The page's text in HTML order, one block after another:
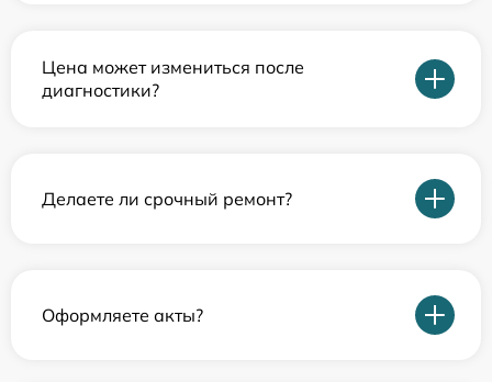
Цена может измениться после
диагностики?
Делаете ли срочный ремонт?
Оформляете акты?